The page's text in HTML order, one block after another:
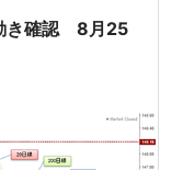
死なんて想…
き確認 8月25